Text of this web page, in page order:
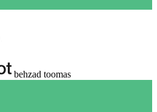
behzad toomas